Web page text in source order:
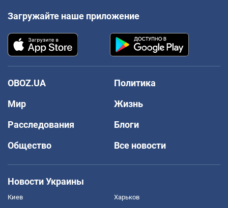
Загружайте наше приложение
OBOZ.UA
Политика
Мир
Жизнь
Расследования
Блоги
Общество
Все новости
Новости Украины
Киев Харьков